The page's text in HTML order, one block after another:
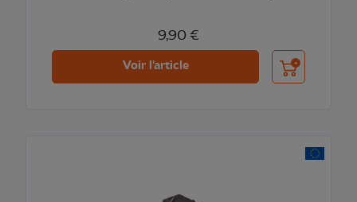
9,90 €
Voir l'article Ajouter au